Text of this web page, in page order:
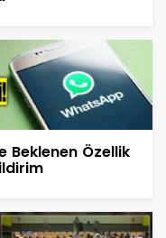
Beklenen Özellik